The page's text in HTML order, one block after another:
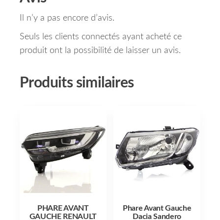
Il n’y a pas encore d’avis.
Seuls les clients connectés ayant acheté ce
produit ont la possibilité de laisser un avis.
Produits similaires
PHARE AVANT
GAUCHE RENAULT
Phare Avant Gauche
Dacia Sandero